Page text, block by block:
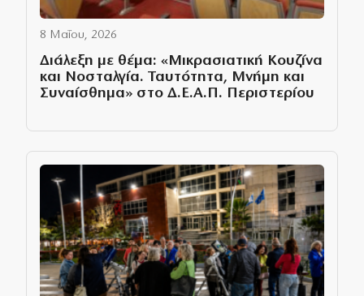
8 Μαΐου, 2026
Διάλεξη με θέμα: «Μικρασιατική Κουζίνα
και Νοσταλγία. Ταυτότητα, Μνήμη και
Συναίσθημα» στο Δ.Ε.Α.Π. Περιστερίου